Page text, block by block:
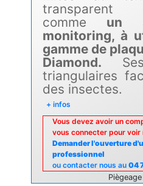
comme un
monitoring, à
gamme de
Diamond.
triangulaires
des insectes.
+ infos
Vous devez avoir un
vous connecter pour voir
Demander l'ouverture
professionnel
ou contacter nous au 04